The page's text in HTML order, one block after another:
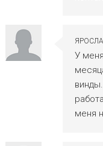
У
меня